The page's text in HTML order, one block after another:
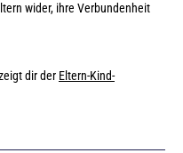
wider, ihre Verbundenheit
dir der Eltern-Kind-